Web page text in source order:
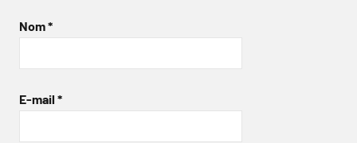
Nom*
E-mail *